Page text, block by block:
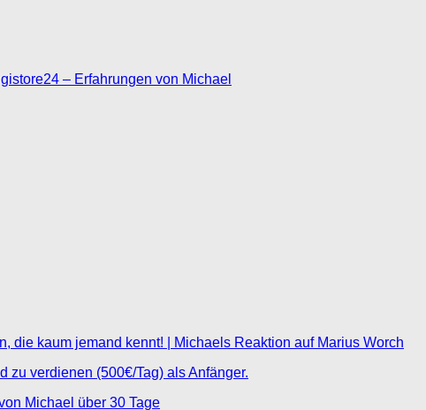
– Erfahrungen von Michael
die kaum jemand kennt! | Michaels Reaktion auf Marius Worch
zu verdienen (500€/Tag) als Anfänger.
Michael über 30 Tage